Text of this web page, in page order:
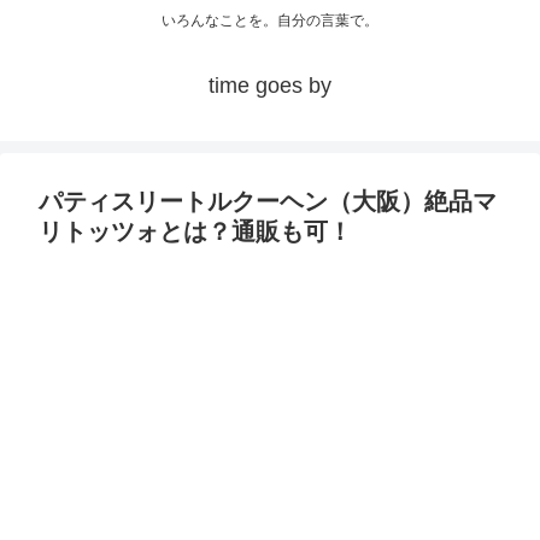
いろんなことを。自分の言葉で。
time goes by
パティスリートルクーヘン（大阪）絶品マ
リトッツォとは？通販も可！